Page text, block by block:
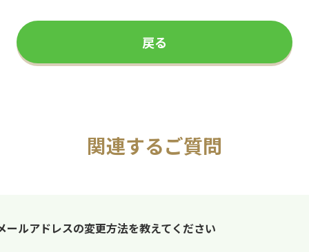
戻る
関連するご質問
ルアドレスの変更方法を教えてください